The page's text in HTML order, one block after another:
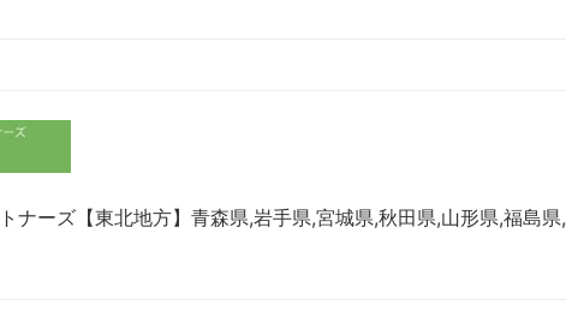
ナーズ【東北地方】青森県,岩手県,宮城県,秋田県,山形県,福島県,